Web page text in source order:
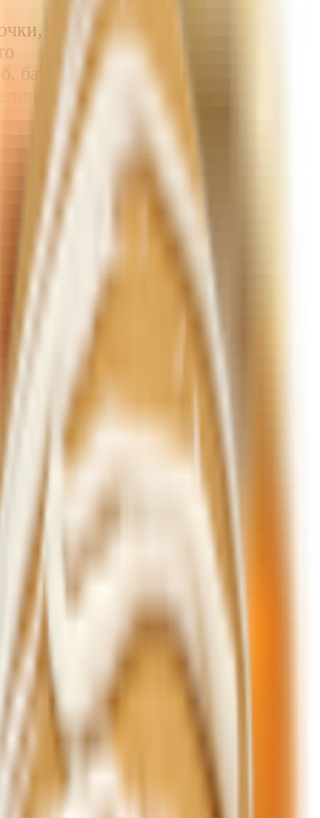
пироги, выпечка
батон, тосты, лепешки
сухари
выпечка
тарталетки
сыры, яйца
продукты
маргарин
сыры
сыры
полутвердые сыры
мягкие сыры
масса